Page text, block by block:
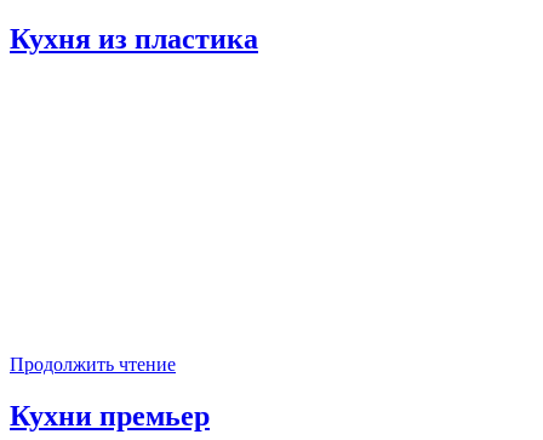
Кухня из пластика
Продолжить чтение
Кухни премьер